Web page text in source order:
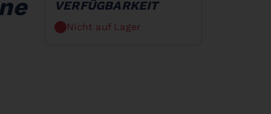
VERFÜGBARKEIT
Nicht auf Lager